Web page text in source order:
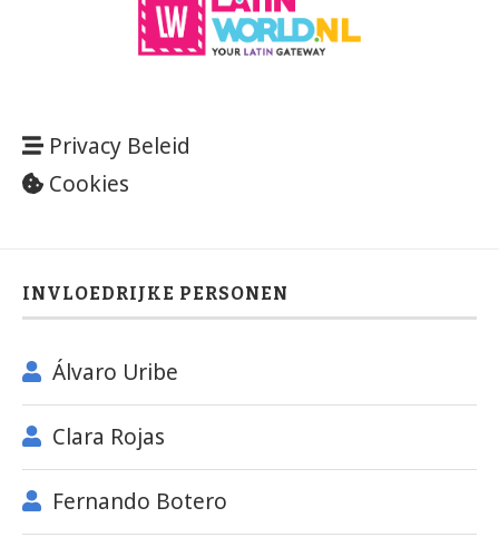
Privacy Beleid
Cookies
INVLOEDRIJKE PERSONEN
Álvaro Uribe
Clara Rojas
Fernando Botero